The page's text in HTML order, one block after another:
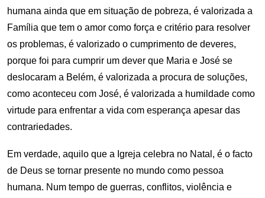
humana ainda que em situação de pobreza, é valorizada a
Família que tem o amor como força e critério para resolver
os problemas, é valorizado o cumprimento de deveres,
porque foi para cumprir um dever que Maria e José se
deslocaram a Belém, é valorizada a procura de soluções,
como aconteceu com José, é valorizada a humildade como
virtude para enfrentar a vida com esperança apesar das
contrariedades.
Em verdade, aquilo que a Igreja celebra no Natal, é o facto
de Deus se tornar presente no mundo como pessoa
humana. Num tempo de guerras, conflitos, violência e